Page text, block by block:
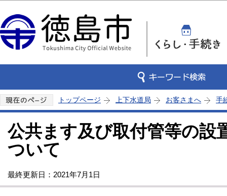
トップページ 上下水道局 お客さまへ 手
公共ます及び取付管等の設
ついて
最終更新日：2021年7月1日